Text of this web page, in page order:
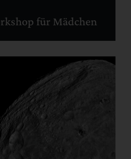
für Mädchen